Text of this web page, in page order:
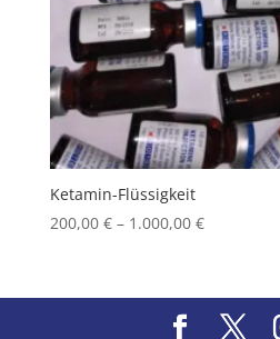
Ketamin-Flüssigkeit
200,00 € – 1.000,00 €Price
through
1.000,00 €